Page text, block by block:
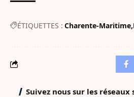
ÉTIQUETTES : Charente-Maritime
Suivez nous sur les réseaux